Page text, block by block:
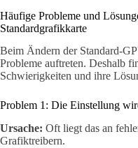
Häufige Probleme und
Standardgrafikkarte
Beim Ändern der Standard-
Probleme auftreten. Deshalb
Schwierigkeiten und ihre
Problem 1: Die Einstellung
Ursache: Oft liegt das an
Grafiktreibern.